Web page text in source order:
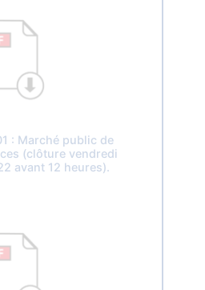
: Marché public de
(clôture vendredi
avant 12 heures).